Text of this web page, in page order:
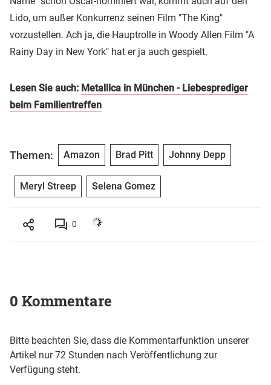
Lido, um außer Konkurrenz seinen Film "The King"
vorzustellen. Ach ja, die Hauptrolle in Woody Allen Film "A
Rainy Day in New York" hat er ja auch gespielt.
Lesen Sie auch: Metallica in München - Liebesprediger
beim Familientreffen
Themen: Amazon Brad Pitt Johnny Depp
Meryl Streep Selena Gomez
0
0 Kommentare
Bitte beachten Sie, dass die Kommentarfunktion unserer
Artikel nur 72 Stunden nach Veröffentlichung zur
Verfügung steht.